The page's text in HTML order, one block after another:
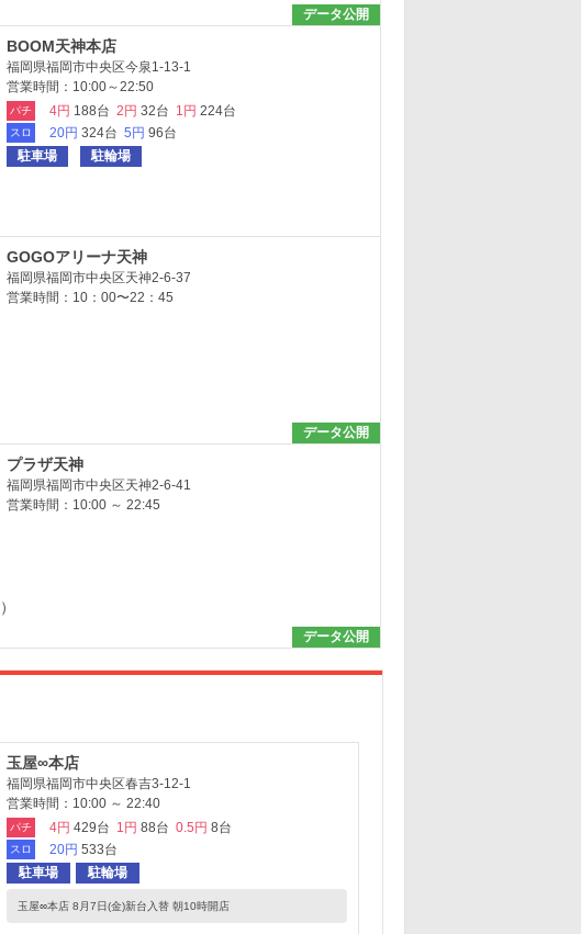
データ公開
BOOM天神本店
福岡県福岡市中央区今泉1-13-1
営業時間：10:00～22:50
パチ 4円 188台 2円 32台 1円 224台
スロ 20円 324台 5円 96台
駐車場
駐輪場
GOGOアリーナ天神
福岡県福岡市中央区天神2-6-37
営業時間：10：00〜22：45
データ公開
プラザ天神
福岡県福岡市中央区天神2-6-41
営業時間：10:00 ～ 22:45
データ公開
玉屋∞本店
福岡県福岡市中央区春吉3-12-1
営業時間：10:00 ～ 22:40
パチ 4円 429台 1円 88台 0.5円 8台
スロ 20円 533台
駐車場
駐輪場
玉屋∞本店 8月7日(金)新台入替 朝10時開店